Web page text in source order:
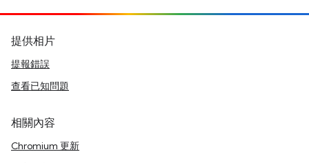
提供相片
提報錯誤
查看已知問題
相關內容
Chromium 更新